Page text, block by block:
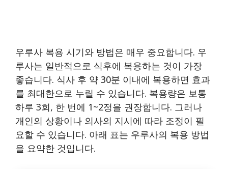
우루사 복용 시기와 방법은 매우 중요합니다. 우
루사는 일반적으로 식후에 복용하는 것이 가장
좋습니다. 식사 후 약 30분 이내에 복용하면 효과
를 최대한으로 누릴 수 있습니다. 복용량은 보통
하루 3회, 한 번에 1~2정을 권장합니다. 그러나
개인의 상황이나 의사의 지시에 따라 조정이 필
요할 수 있습니다. 아래 표는 우루사의 복용 방법
을 요약한 것입니다.